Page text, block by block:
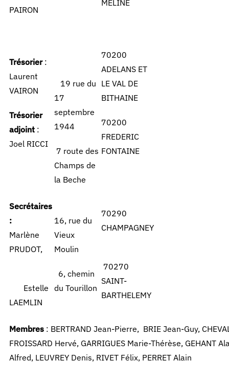
PAIRON
MELINE
Trésorier:
Laurent
VAIRON
Trésorier
adjoint :
Joel RICCI
19 rue du
17
septembre
1944
7 route des
Champs de
la Beche
70200
ADELANS ET
LE VAL DE
BITHAINE
70200
FREDERIC
FONTAINE
Secrétaires
:
Marlène
PRUDOT,
Estelle
LAEMLIN
16, rue du
Vieux
Moulin
6, chemin
du Tourillon
70290
CHAMPAGNEY
70270
SAINT-
BARTHELEMY
Membres : BERTRAND Jean-Pierre, BRIE Jean-Guy,
FROISSARD Hervé, GARRIGUES Marie-Thérèse, GEHANT
Alfred, LEUVREY Denis, RIVET Félix, PERRET Alain